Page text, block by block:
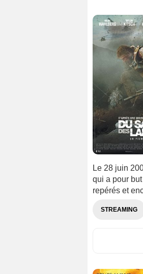
Le 28 juin
qui a pour
repérés et
STREAMING